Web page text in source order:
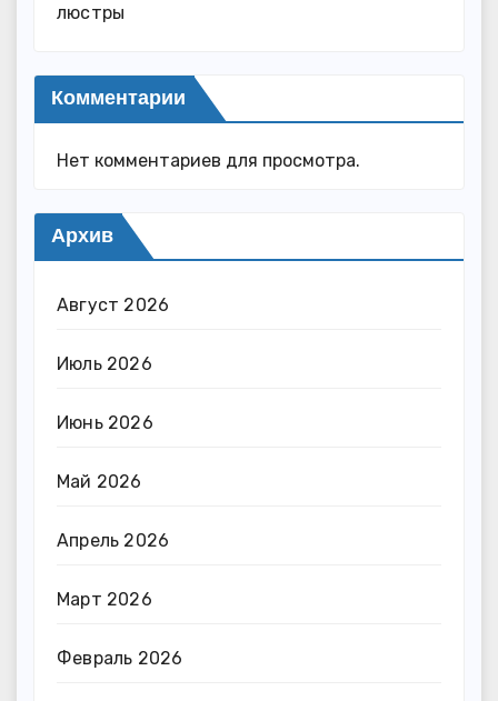
люстры
Комментарии
Нет комментариев для просмотра.
Архив
Август 2026
Июль 2026
Июнь 2026
Май 2026
Апрель 2026
Март 2026
Февраль 2026